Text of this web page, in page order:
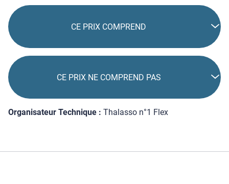
CE PRIX COMPREND
CE PRIX NE COMPREND PAS
Organisateur Technique : Thalasso n°1 Flex